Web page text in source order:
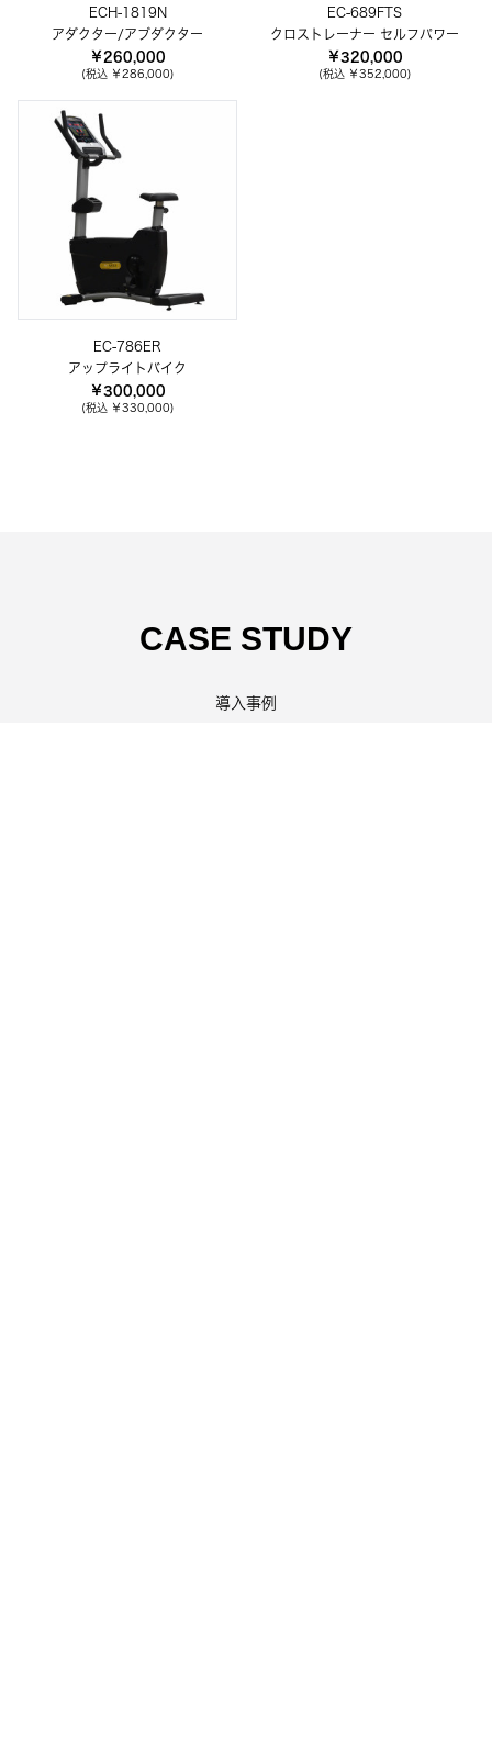
ECH-1819N
アダクター/アブダクター
￥260,000
(税込 ￥286,000)
EC-689FTS
クロストレーナー セルフパワー
￥320,000
(税込 ￥352,000)
EC-786ER
アップライトバイク
￥300,000
(税込 ￥330,000)
CASE STUDY
導入事例